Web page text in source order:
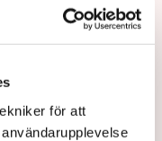
för att